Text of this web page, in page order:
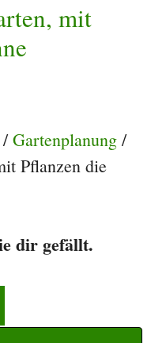
mit
/Gartenplanung /
Pflanzen die
dir gefällt.